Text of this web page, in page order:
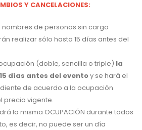
Y CANCELACIONES:
de personas sin cargo
realizar sólo hasta 15 días antes del
(doble, sencilla o triple) la
días antes del eventoy se hará el
de acuerdo a la ocupación
precio vigente.
la misma OCUPACIÓN durante todos
es decir, no puede ser un día